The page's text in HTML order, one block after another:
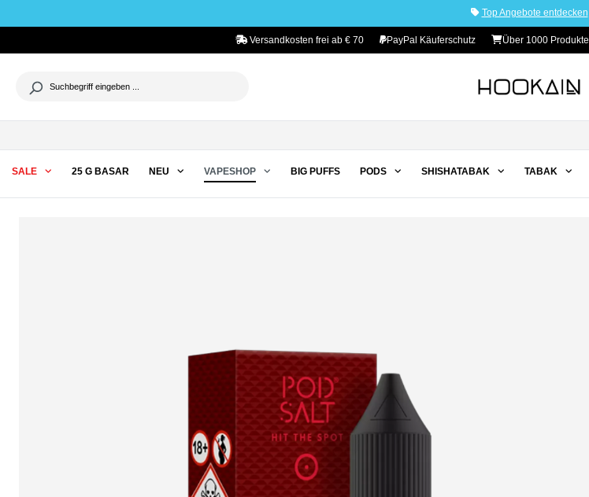
Top Angebote entdecken
Versandkosten frei ab € 70 PayPal Käuferschutz Über 1000 Produkte
SALE 25 G BASAR NEU VAPESHOP BIG PUFFS PODS SHISHATABAK TABAK